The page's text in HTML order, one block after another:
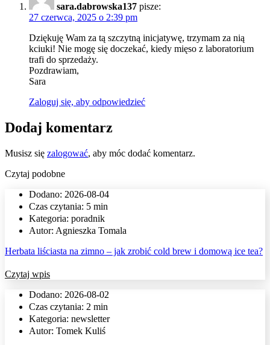
sara.dabrowska137 pisze:
27 czerwca, 2025 o 2:39 pm
Dziękuję Wam za tą szczytną inicjatywę, trzymam za nią
kciuki! Nie mogę się doczekać, kiedy mięso z laboratorium
trafi do sprzedaży.
Pozdrawiam,
Sara
Zaloguj się, aby odpowiedzieć
Dodaj komentarz
Musisz się zalogować, aby móc dodać komentarz.
Czytaj podobne
Dodano: 2026-08-04
Czas czytania: 5 min
Kategoria: poradnik
Autor: Agnieszka Tomala
Herbata liściasta na zimno – jak zrobić cold brew i domową ice tea?
Czytaj wpis
Dodano: 2026-08-02
Czas czytania: 2 min
Kategoria: newsletter
Autor: Tomek Kuliś